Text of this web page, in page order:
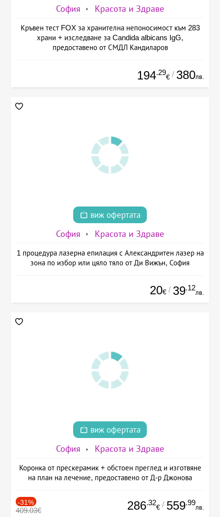
София Красота и Здраве
Кръвен тест FOX за хранителна непоносимост към 283
храни + изследване за Candida albicans IgG,
предоставено от СМДЛ Кандиларов
194.29
€ / 380лв.
виж офертата
София Красота и Здраве
1 процедура лазерна епилация с Александритен лазер на
зона по избор или цяло тяло от Ди Вижън, София
20€ / 39.12
лв.
виж офертата
София Красота и Здраве
Коронка от прескерамик + обстоен преглед и изготвяне
на план на лечение, предоставено от Д-р Джонова
-31%
409.03€ 286.32
€ / 559.99
лв.